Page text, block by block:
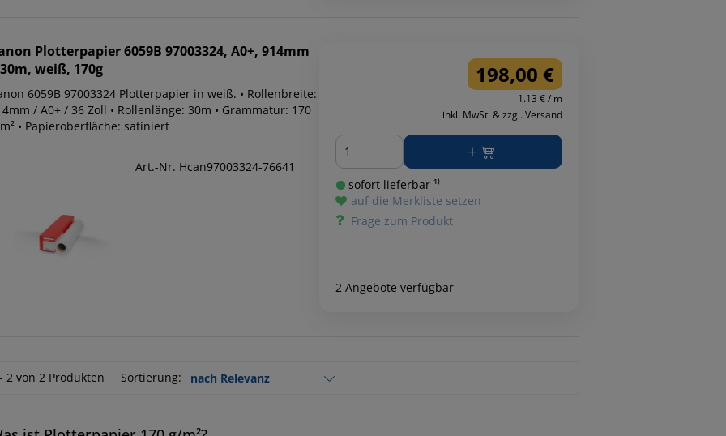
Plotterpapier 6059B 97003324, A0+, 914mm
weiß, 170g
6059B 97003324 Plotterpapier in weiß. • Rollenbreite:
/ A0+ / 36 Zoll • Rollenlänge: 30m • Grammatur: 170
• Papieroberfläche: satiniert
Art.-Nr. Hcan97003324-76641
198,00 €
1.13 € / m
inkl. MwSt. & zzgl. Versand
Menge
sofort lieferbar ¹⁾
auf die Merkliste setzen
Frage zum Produkt
2 Angebote verfügbar
2 von 2 Produkten Sortierung: